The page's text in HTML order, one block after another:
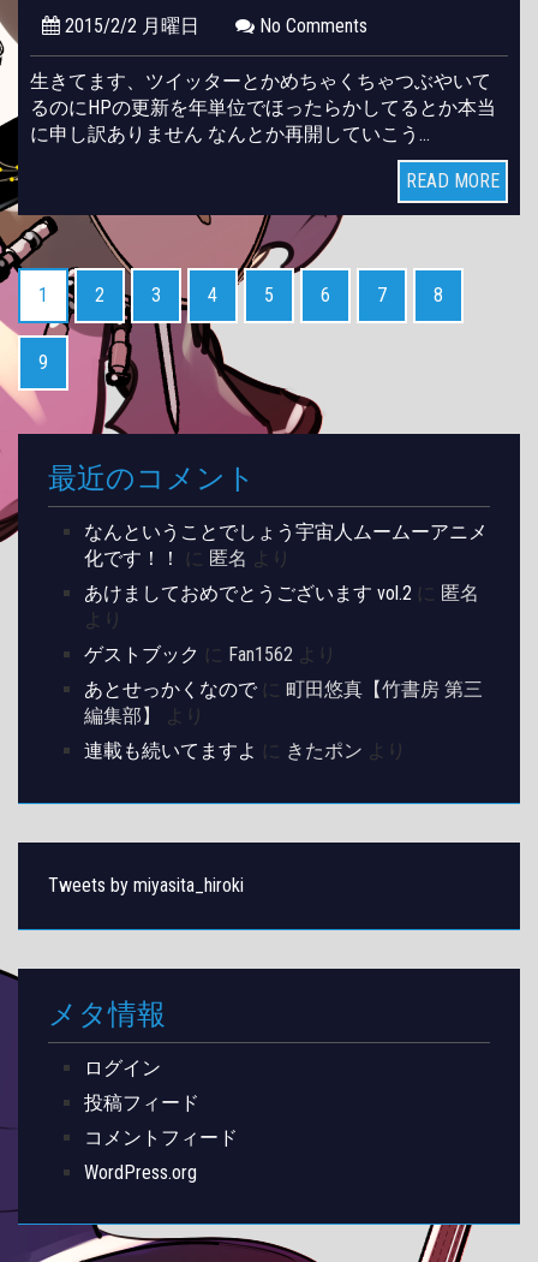
2015/2/2 月曜日 No Comments
生きてます、ツイッターとかめちゃくちゃつぶやいて
るのにHPの更新を年単位でほったらかしてるとか本当
に申し訳ありません なんとか再開していこう…
READ MORE
1 2 3 4 5 6 7 8
9
最近のコメント
なんということでしょう宇宙人ムームーアニメ
化です！！
に 匿名 より
あけましておめでとうございます vol.2 に
匿名
より
ゲストブック に Fan1562 より
あとせっかくなのでに 町田悠真【竹書房 第三
編集部】
より
連載も続いてますよ に きたポン より
Tweets by miyasita_hiroki
メタ情報
ログイン
投稿フィード
コメントフィード
WordPress.org